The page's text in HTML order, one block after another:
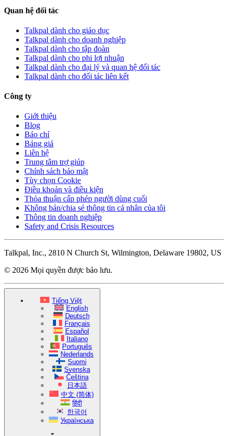
Quan hệ đối tác
Talkpal dành cho giáo dục
Talkpal dành cho doanh nghiệp
Talkpal dành cho tập đoàn
Talkpal dành cho phi lợi nhuận
Talkpal dành cho đại lý và quan hệ đối tác
Talkpal dành cho đối tác liên kết
Công ty
Giới thiệu
Blog
Báo chí
Bảng giá
Liên hệ
Trung tâm trợ giúp
Chính sách bảo mật
Tùy chọn Cookie
Điều khoản và điều kiện
Thỏa thuận cấp phép người dùng cuối
Không bán/chia sẻ thông tin cá nhân của tôi
Thông tin doanh nghiệp
Safety and Crisis Resources
Talkpal, Inc., 2810 N Church St, Wilmington, Delaware 19802, US
© 2026 Mọi quyền được bảo lưu.
Tiếng Việt
English
Deutsch
Français
Español
Italiano
Português
Nederlands
Suomi
Svenska
Čeština
日本語
中文 (简体)
हिंदी
한국어
Українська